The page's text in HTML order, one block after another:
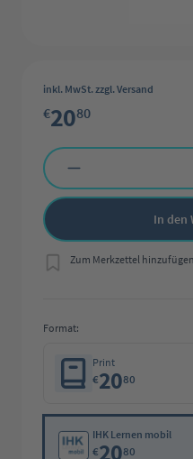
inkl. MwSt. zzgl. Versand
€2080
Produkt Anzahl: Gib den
In den
Zum Merkzettel hinzufügen
Format:
Print
€2080
IHK Lernen mobil
€2080